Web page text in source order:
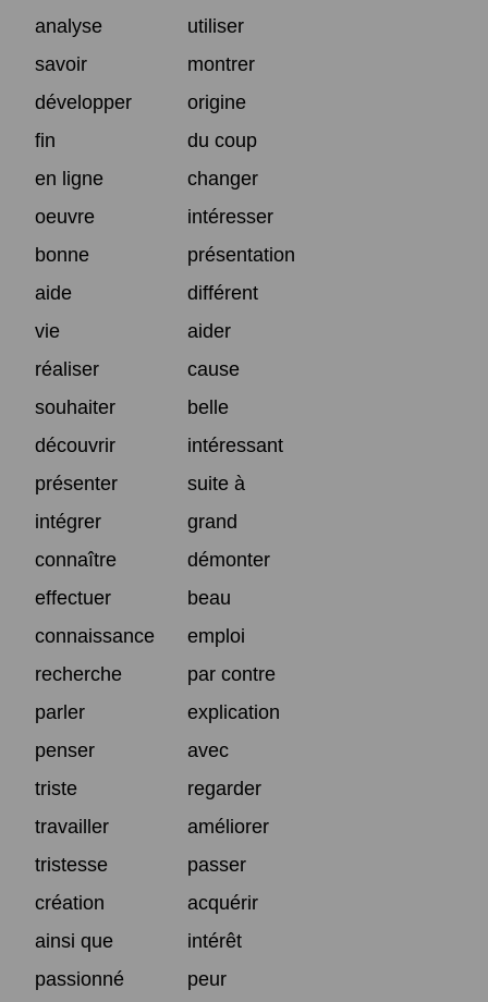
analyse
utiliser
savoir
montrer
développer
origine
fin
du coup
en ligne
changer
oeuvre
intéresser
bonne
présentation
aide
différent
vie
aider
réaliser
cause
souhaiter
belle
découvrir
intéressant
présenter
suite à
intégrer
grand
connaître
démonter
effectuer
beau
connaissance
emploi
recherche
par contre
parler
explication
penser
avec
triste
regarder
travailler
améliorer
tristesse
passer
création
acquérir
ainsi que
intérêt
passionné
peur